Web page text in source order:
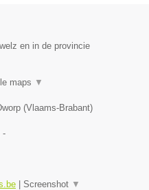
en in de provincie
maps ▼
(Vlaams-Brabant)
-
Screenshot ▼